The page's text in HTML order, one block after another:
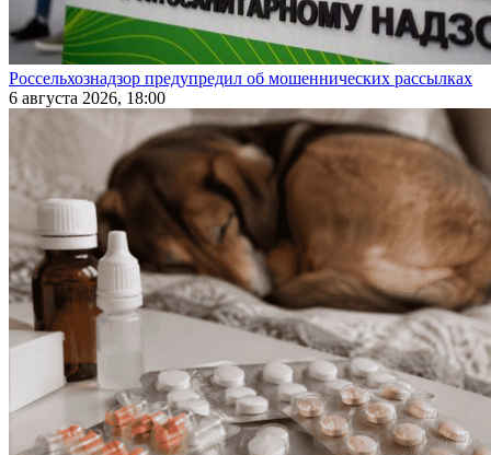
Россельхознадзор предупредил об мошеннических рассылках
6 августа 2026, 18:00